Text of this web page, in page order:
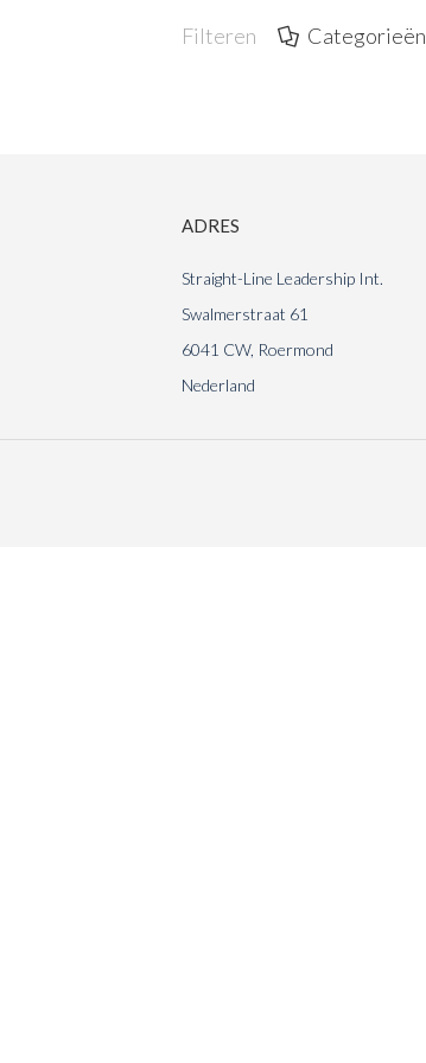
Filteren Categorieën
ADRES
Straight-Line Leadership Int.
Swalmerstraat 61
6041 CW, Roermond
Nederland